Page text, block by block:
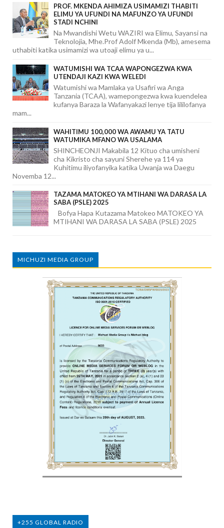
PROF. MKENDA AHIMIZA USIMAMIZI THABITI
ELIMU YA UFUNDI NA MAFUNZO YA UFUNDI
STADI NCHINI
Na Mwandishi Wetu WAZIRI wa Elimu, Sayansi na
Teknolojia, Mhe.Prof Adolf Mkenda (Mb), amesema
uthabiti katika usimamizi wa utoaji elimu ya u...
WATUMISHI WA TCAA WAPONGEZWA KWA
UTENDAJI KAZI KWA WELEDI
Watumishi wa Mamlaka ya Usafiri wa Anga
Tanzania (TCAA), wamepongezwa kwa kuendelea
kufanya Baraza la Wafanyakazi lenye tija lililofanya
mam...
WAHITIMU 100,000 WA AWAMU YA TATU
WATUMIKA MFANO WA USALAMA
SHINCHEONJI Makabila 12 Kituo cha umisheni
cha Kikristo cha sayuni Sherehe ya 114 ya
Kuhitimu iliyofanyika katika Uwanja wa Daegu
Novemba 12...
TAZAMA MATOKEO YA MTIHANI WA DARASA LA
SABA (PSLE) 2025
Bofya Hapa Kutazama Matokeo MATOKEO YA
MTIHANI WA DARASA LA SABA (PSLE) 2025
MICHUZI MEDIA GROUP
+255 GLOBAL RADIO